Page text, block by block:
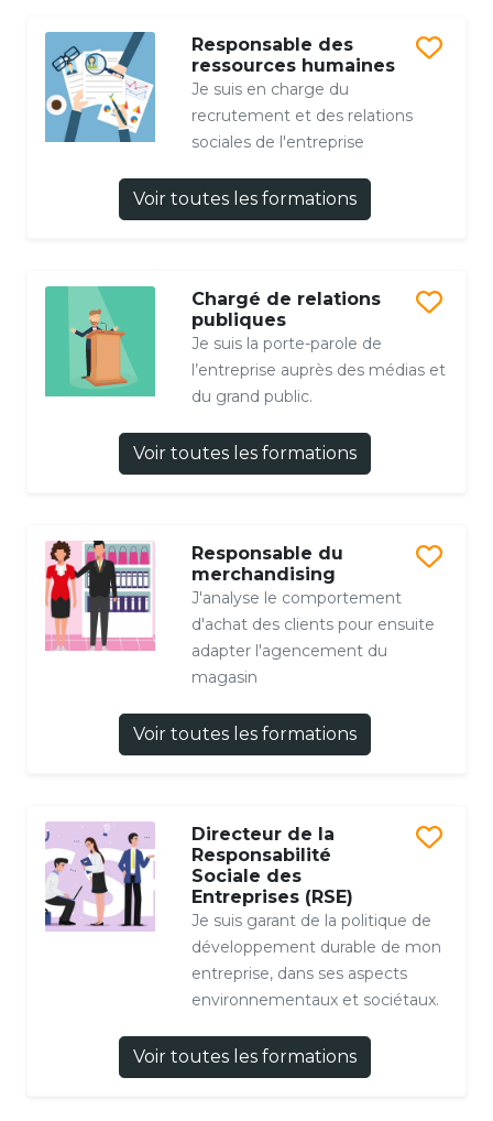
Responsable des
ressources humaines
Je suis en charge du
recrutement et des relations
sociales de l'entreprise
Voir toutes les formations
Chargé de relations
publiques
Je suis la porte-parole de
l’entreprise auprès des médias et
du grand public.
Voir toutes les formations
Responsable du
merchandising
J'analyse le comportement
d'achat des clients pour ensuite
adapter l'agencement du
magasin
Voir toutes les formations
Directeur de la
Responsabilité
Sociale des
Entreprises (RSE)
Je suis garant de la politique de
développement durable de mon
entreprise, dans ses aspects
environnementaux et sociétaux.
Voir toutes les formations